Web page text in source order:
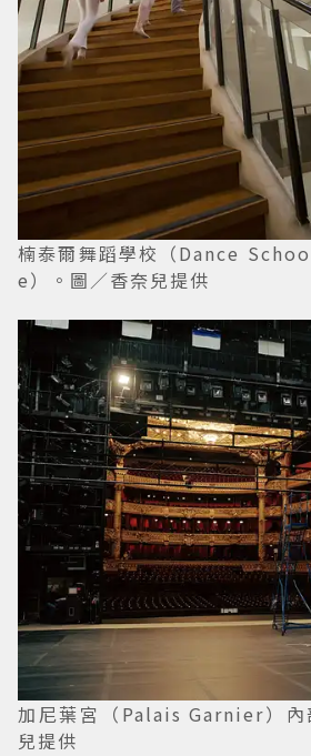
楠泰爾舞蹈學校（Dance
e）。圖／香奈兒提供
加尼葉宮（Palais Garnier）內
兒提供